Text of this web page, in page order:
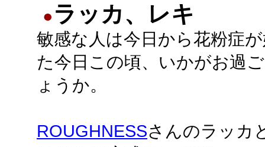
● ラッカ、レキ
敏感な人は今日から花粉症
た今日この頃、いかがお過
ょうか。
ROUGHNESSさんのラッカ